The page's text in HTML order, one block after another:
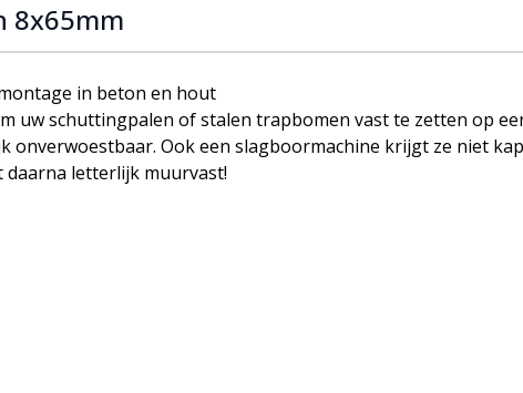
8x65mm
in beton en hout
uw schuttingpalen of stalen trapbomen vast te zetten op
onverwoestbaar. Ook een slagboormachine krijgt ze niet
letterlijk muurvast!